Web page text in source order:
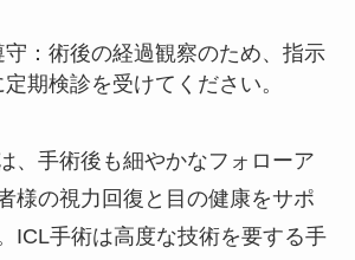
：術後の経過観察のため、指示
期検診を受けてください。
、手術後も細やかなフォローア
様の視力回復と目の健康をサポ
ICL手術は高度な技術を要する手